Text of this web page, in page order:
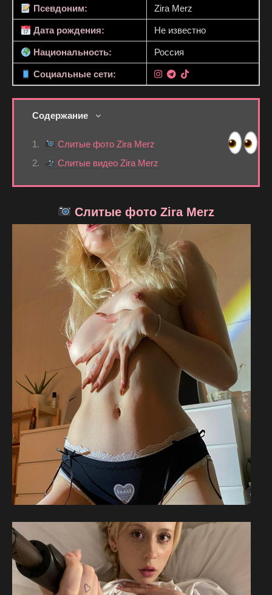
Псевдоним: Zira Merz
Дата рождения: Не известно
Национальность: Россия
Социальные сети:
Содержание
Слитые фото Zira Merz
Слитые видео Zira Merz
Слитые фото Zira Merz